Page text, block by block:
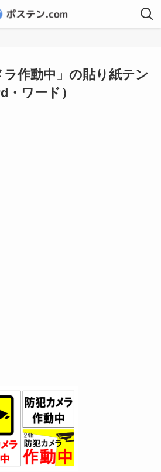
ラ作動中」の貼り紙テン
ワード）